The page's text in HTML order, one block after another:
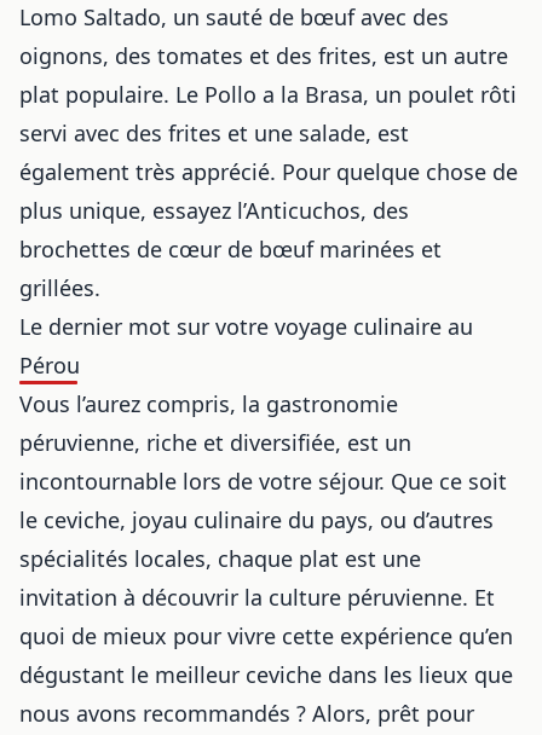
Lomo Saltado, un sauté de bœuf avec des
oignons, des tomates et des frites, est un autre
plat populaire. Le Pollo a la Brasa, un poulet rôti
servi avec des frites et une salade, est
également très apprécié. Pour quelque chose de
plus unique, essayez l’Anticuchos, des
brochettes de cœur de bœuf marinées et
grillées.
Le dernier mot sur votre voyage culinaire au
Pérou
Vous l’aurez compris, la gastronomie
péruvienne, riche et diversifiée, est un
incontournable lors de votre séjour. Que ce soit
le ceviche, joyau culinaire du pays, ou d’autres
spécialités locales, chaque plat est une
invitation à découvrir la culture péruvienne. Et
quoi de mieux pour vivre cette expérience qu’en
dégustant le meilleur ceviche dans les lieux que
nous avons recommandés ? Alors, prêt pour